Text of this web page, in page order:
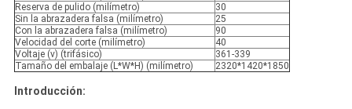
Reserva de pulido (milímetro)
30
Sin la abrazadera falsa (milímetro)
25
Con la abrazadera falsa (milímetro)
90
Velocidad del corte (milímetro)
40
Voltaje (v) (trifásico)
361-339
Tamaño del embalaje (L*W*H) (milímetro)
2320*1420*1850
Introducción: